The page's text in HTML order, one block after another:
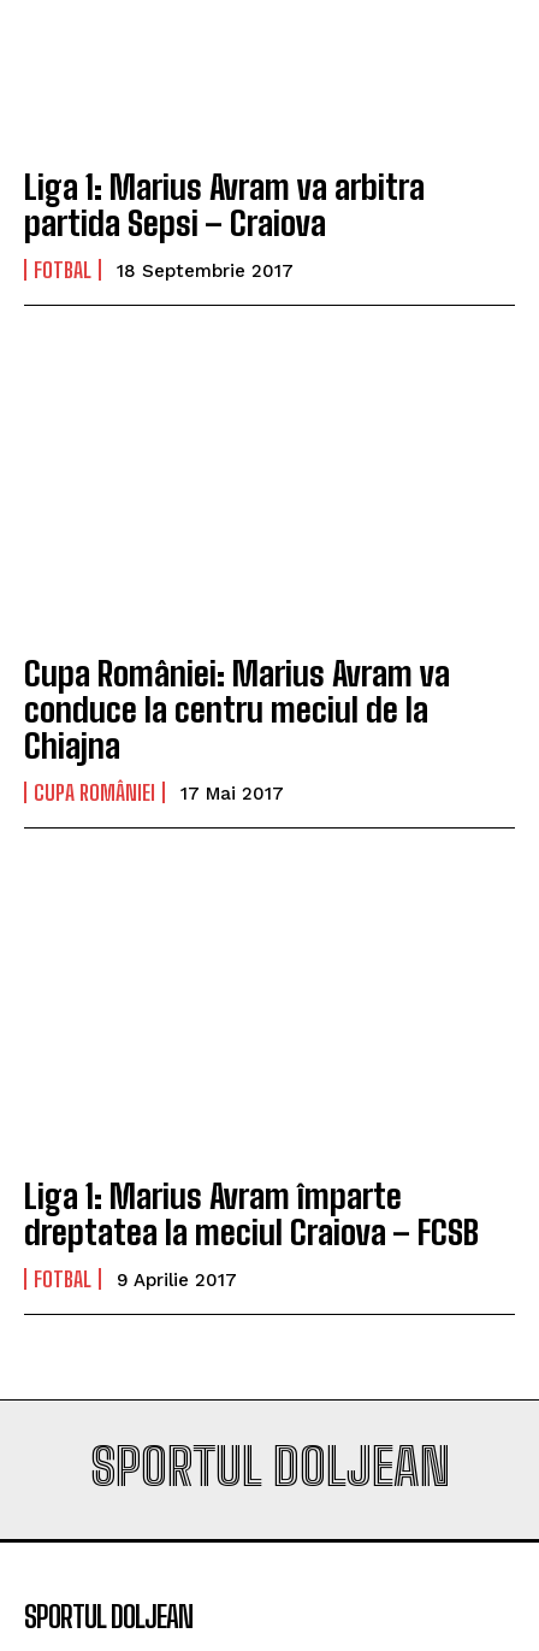
Liga 1: Marius Avram va arbitra
partida Sepsi – Craiova
FOTBAL 18 Septembrie 2017
Cupa României: Marius Avram va
conduce la centru meciul de la
Chiajna
CUPA ROMÂNIEI 17 Mai 2017
Liga 1: Marius Avram împarte
dreptatea la meciul Craiova – FCSB
FOTBAL 9 Aprilie 2017
SPORTUL DOLJEAN
SPORTUL DOLJEAN